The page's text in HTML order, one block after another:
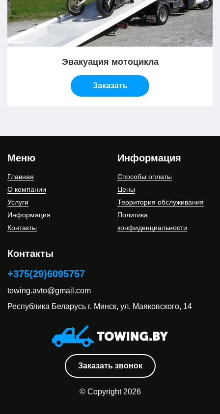
Эвакуация мотоцикла
Заказать
Меню
Главная
О компании
Услуги
Информация
Контакты
Информация
Способы оплаты
Цены
Территория обслуживания
Политика
конфиденциальности
Контакты
+375(29)6095757
towing.avto@gmail.com
Республика Беларусь г. Минск, ул. Маяковского, 14
Заказать звонок
© Copyright 2026